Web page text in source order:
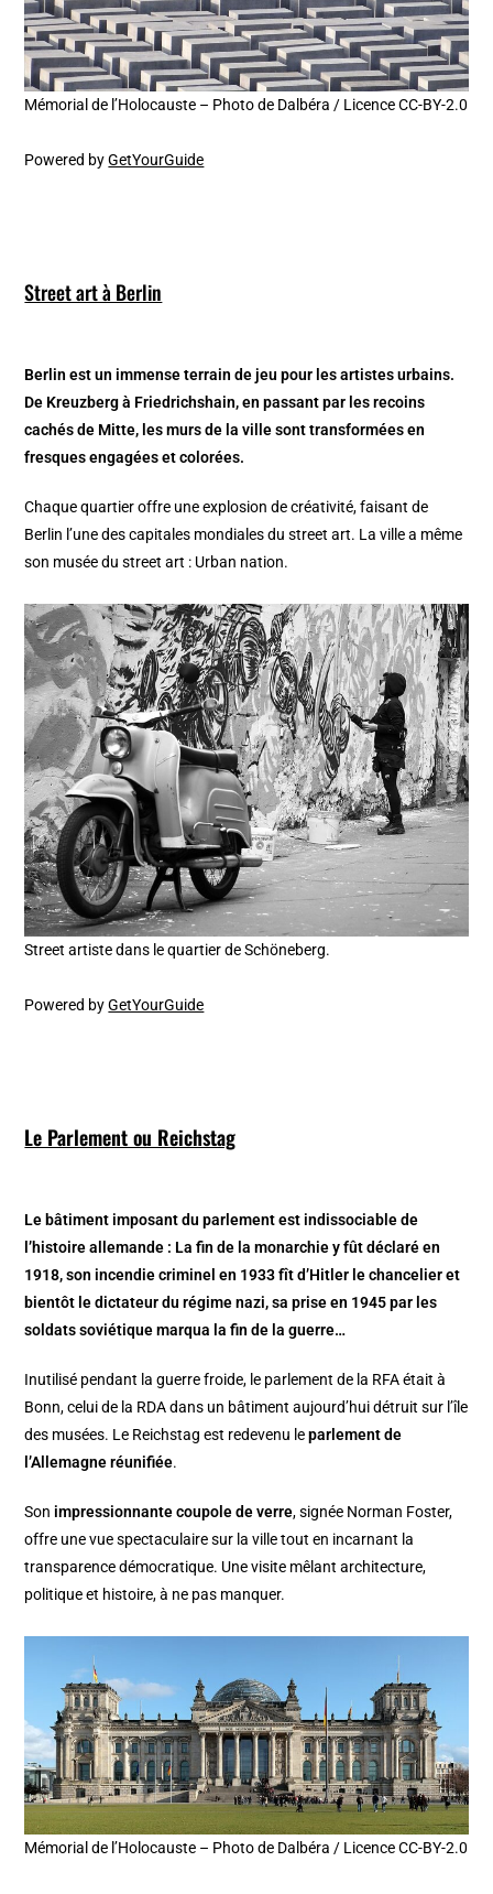
Mémorial de l’Holocauste – Photo de Dalbéra / Licence CC-BY-2.0
Powered byGetYourGuide
Street art à Berlin
Berlin est un immense terrain de jeu pour les artistes urbains.
De Kreuzberg à Friedrichshain, en passant par les recoins
cachés de Mitte, les murs de la ville sont transformées en
fresques engagées et colorées.
Chaque quartier offre une explosion de créativité, faisant de
Berlin l’une des capitales mondiales du street art. La ville a même
son musée du street art : Urban nation.
Street artiste dans le quartier de Schöneberg.
Powered byGetYourGuide
Le Parlement ou Reichstag
Le bâtiment imposant du parlement est indissociable de
l’histoire allemande : La fin de la monarchie y fût déclaré en
1918, son incendie criminel en 1933 fît d’Hitler le chancelier et
bientôt le dictateur du régime nazi, sa prise en 1945 par les
soldats soviétique marqua la fin de la guerre…
Inutilisé pendant la guerre froide, le parlement de la RFA était à
Bonn, celui de la RDA dans un bâtiment aujourd’hui détruit sur l’île
des musées. Le Reichstag est redevenu leparlement de
l’Allemagne réunifiée.
Son impressionnante coupole de verre, signée Norman Foster,
offre une vue spectaculaire sur la ville tout en incarnant la
transparence démocratique. Une visite mêlant architecture,
politique et histoire, à ne pas manquer.
Mémorial de l’Holocauste – Photo de Dalbéra / Licence CC-BY-2.0